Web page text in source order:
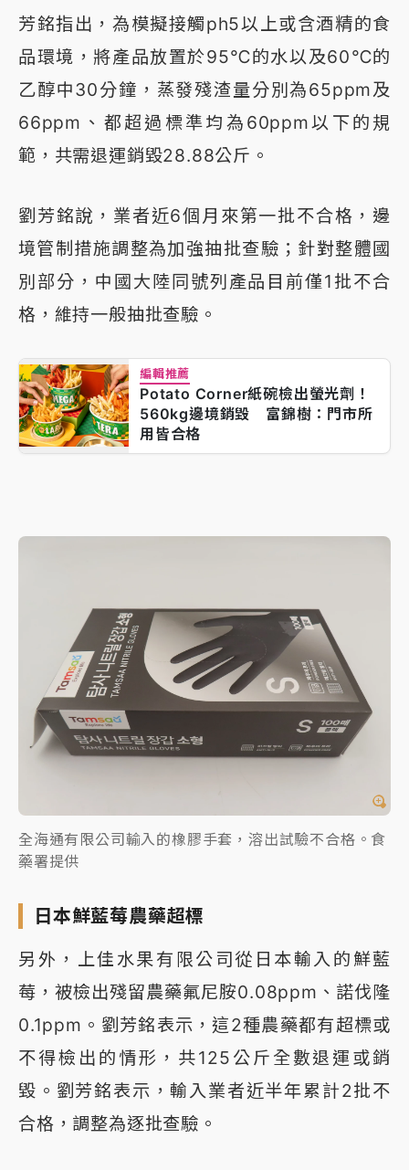
芳銘指出，為模擬接觸ph5以上或含酒精的食
品環境，將產品放置於95℃的水以及60℃的
乙醇中30分鐘，蒸發殘渣量分別為65ppm及
66ppm、都超過標準均為60ppm以下的規
範，共需退運銷毀28.88公斤。
劉芳銘說，業者近6個月來第一批不合格，邊
境管制措施調整為加強抽批查驗；針對整體國
別部分，中國大陸同號列產品目前僅1批不合
格，維持一般抽批查驗。
編輯推薦
Potato Corner紙碗檢出螢光劑！
560kg邊境銷毀 富錦樹：門市所
用皆合格
全海通有限公司輸入的橡膠手套，溶出試驗不合格。食
藥署提供
日本鮮藍莓農藥超標
另外，上佳水果有限公司從日本輸入的鮮藍
莓，被檢出殘留農藥氟尼胺0.08ppm、諾伐隆
0.1ppm。劉芳銘表示，這2種農藥都有超標或
不得檢出的情形，共125公斤全數退運或銷
毀。劉芳銘表示，輸入業者近半年累計2批不
合格，調整為逐批查驗。